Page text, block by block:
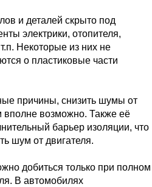
и деталей скрыто под
электрики, отопителя,
Некоторые из них не
о пластиковые части
причины, снизить шумы от
вполне возможно. Также её
барьер изоляции, что
шум от двигателя.
добиться только при полном
В автомобилях